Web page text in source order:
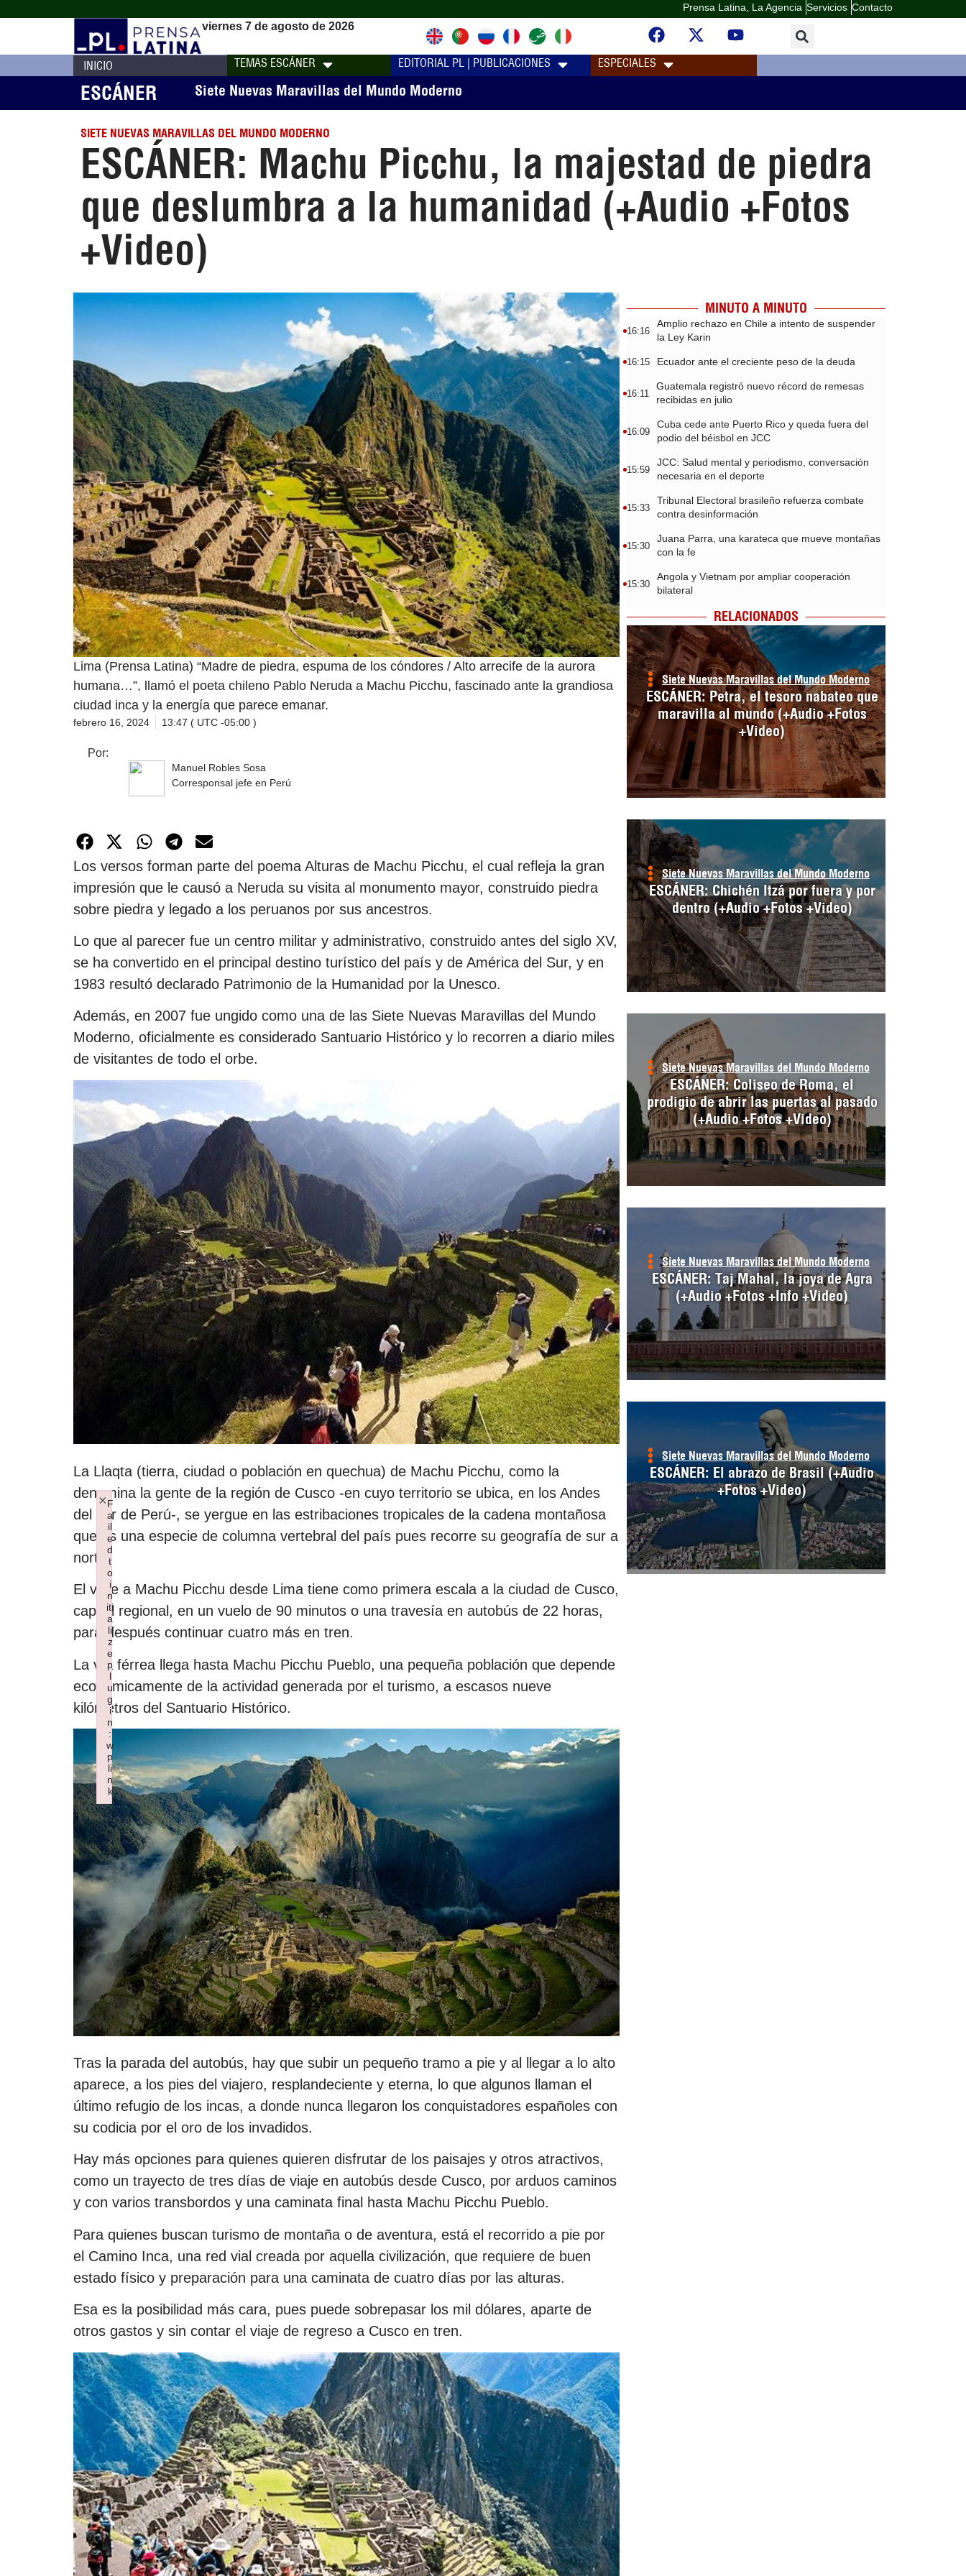
Prensa Latina, La Agencia Servicios Contacto
viernes 7 de agosto de 2026
INICIO TEMAS ESCÁNER EDITORIAL PL | PUBLICACIONES ESPECIALES
ESCÁNER Siete Nuevas Maravillas del Mundo Moderno
SIETE NUEVAS MARAVILLAS DEL MUNDO MODERNO
ESCÁNER: Machu Picchu, la majestad de piedra
que deslumbra a la humanidad (+Audio +Fotos
+Video)
Lima (Prensa Latina) “Madre de piedra, espuma de los cóndores / Alto arrecife de la aurora
humana…”, llamó el poeta chileno Pablo Neruda a Machu Picchu, fascinado ante la grandiosa
ciudad inca y la energía que parece emanar.
febrero 16, 2024 13:47 ( UTC -05:00 )
Por:
Manuel Robles Sosa
Corresponsal jefe en Perú
Los versos forman parte del poema Alturas de Machu Picchu, el cual refleja la gran
impresión que le causó a Neruda su visita al monumento mayor, construido piedra
sobre piedra y legado a los peruanos por sus ancestros.
Lo que al parecer fue un centro militar y administrativo, construido antes del siglo XV,
se ha convertido en el principal destino turístico del país y de América del Sur, y en
1983 resultó declarado Patrimonio de la Humanidad por la Unesco.
Además, en 2007 fue ungido como una de las Siete Nuevas Maravillas del Mundo
Moderno, oficialmente es considerado Santuario Histórico y lo recorren a diario miles
de visitantes de todo el orbe.
La Llaqta (tierra, ciudad o población en quechua) de Machu Picchu, como la
denomina la gente de la región de Cusco -en cuyo territorio se ubica, en los Andes
del sur de Perú-, se yergue en las estribaciones tropicales de la cadena montañosa
que es una especie de columna vertebral del país pues recorre su geografía de sur a
norte.
El viaje a Machu Picchu desde Lima tiene como primera escala a la ciudad de Cusco,
capital regional, en un vuelo de 90 minutos o una travesía en autobús de 22 horas,
para después continuar cuatro más en tren.
La vía férrea llega hasta Machu Picchu Pueblo, una pequeña población que depende
económicamente de la actividad generada por el turismo, a escasos nueve
kilómetros del Santuario Histórico.
Tras la parada del autobús, hay que subir un pequeño tramo a pie y al llegar a lo alto
aparece, a los pies del viajero, resplandeciente y eterna, lo que algunos llaman el
último refugio de los incas, a donde nunca llegaron los conquistadores españoles con
su codicia por el oro de los invadidos.
Hay más opciones para quienes quieren disfrutar de los paisajes y otros atractivos,
como un trayecto de tres días de viaje en autobús desde Cusco, por arduos caminos
y con varios transbordos y una caminata final hasta Machu Picchu Pueblo.
Para quienes buscan turismo de montaña o de aventura, está el recorrido a pie por
el Camino Inca, una red vial creada por aquella civilización, que requiere de buen
estado físico y preparación para una caminata de cuatro días por las alturas.
Esa es la posibilidad más cara, pues puede sobrepasar los mil dólares, aparte de
otros gastos y sin contar el viaje de regreso a Cusco en tren.
MINUTO A MINUTO
16:16
Amplio rechazo en Chile a intento de suspender
la Ley Karin
16:15 Ecuador ante el creciente peso de la deuda
16:11
Guatemala registró nuevo récord de remesas
recibidas en julio
16:09
Cuba cede ante Puerto Rico y queda fuera del
podio del béisbol en JCC
15:59
JCC: Salud mental y periodismo, conversación
necesaria en el deporte
15:33
Tribunal Electoral brasileño refuerza combate
contra desinformación
15:30
Juana Parra, una karateca que mueve montañas
con la fe
15:30
Angola y Vietnam por ampliar cooperación
bilateral
RELACIONADOS
Siete Nuevas Maravillas del Mundo Moderno
ESCÁNER: Petra, el tesoro nabateo que
maravilla al mundo (+Audio +Fotos
+Video)
Siete Nuevas Maravillas del Mundo Moderno
ESCÁNER: Chichén Itzá por fuera y por
dentro (+Audio +Fotos +Video)
Siete Nuevas Maravillas del Mundo Moderno
ESCÁNER: Coliseo de Roma, el
prodigio de abrir las puertas al pasado
(+Audio +Fotos +Video)
Siete Nuevas Maravillas del Mundo Moderno
ESCÁNER: Taj Mahal, la joya de Agra
(+Audio +Fotos +Info +Video)
Siete Nuevas Maravillas del Mundo Moderno
ESCÁNER: El abrazo de Brasil (+Audio
+Fotos +Video)
F
a
il
e
d
t
o
i
n
iti
a
li
z
e
p
l
u
g
i
n
:
w
p
li
n
k
×
Failed to initialize plugin: wplink